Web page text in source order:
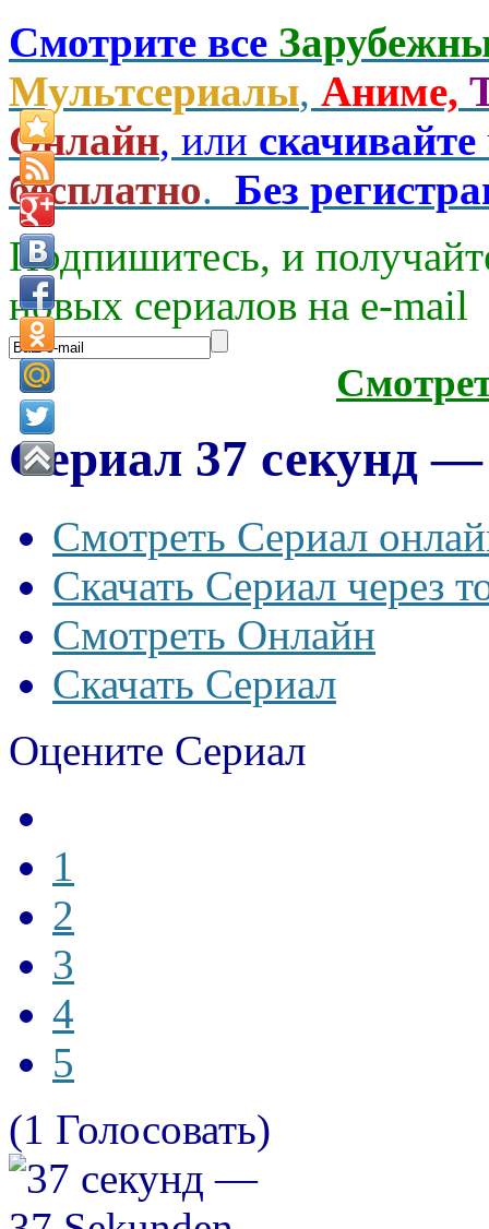
Смотрите все
Мультсериалы, Аниме,
Онлайн, или скачивайте
бесплатно. Без
Подпишитесь, и
новых сериалов на e-mаil
Сериал 37 секунд —
Смотреть Сериал
Скачать Сериал через
Смотреть Онлайн
Скачать Сериал
Оцените Сериал
1
2
3
4
5
(1 Голосовать)